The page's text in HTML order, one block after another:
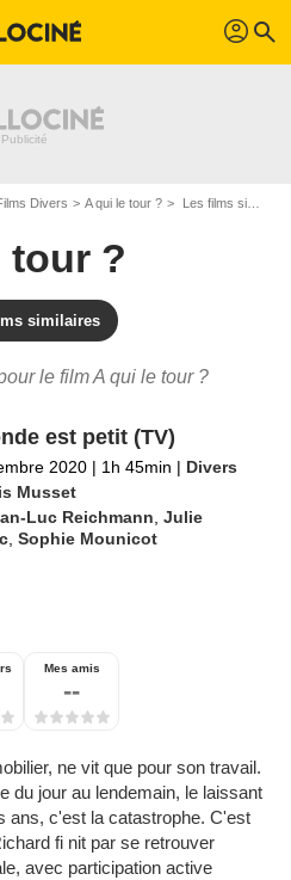
profil search
Divers A qui le tour ? Les films similaires à "A qui le tour ?"
tour ?
similaires
le film A qui le tour ?
est petit (TV)
2020 | 1h 45min | Divers
Musset
Luc Reichmann ,Julie
,Sophie Mounicot
Mes amis
--
ne vit que pour son travail.
du jour au lendemain, le laissant
ans, c'est la catastrophe. C'est
fi nit par se retrouver
avec participation active